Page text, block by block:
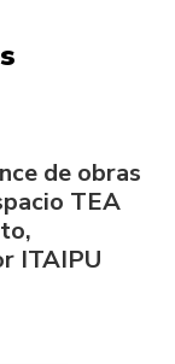
de obras
TEA
ITAIPU